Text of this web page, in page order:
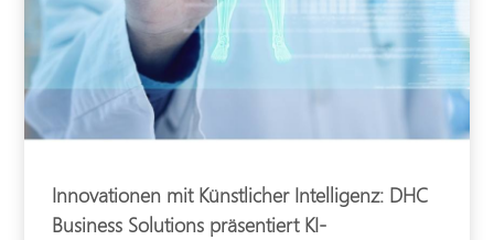
Innovationen mit Künstlicher Intelligenz: DHC
Business Solutions präsentiert KI-